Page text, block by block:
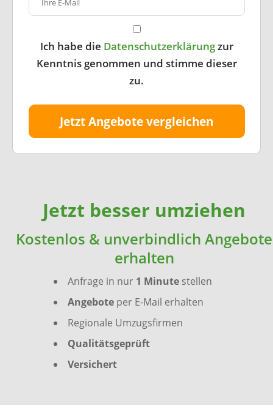
Ich habe die Datenschutzerklärungzur
Kenntnis genommen und stimme dieser
zu.
Jetzt Angebote vergleichen
Jetzt besser umziehen
Kostenlos & unverbindlich Angebote
erhalten
Anfrage in nur 1 Minute stellen
Angebote per E-Mail erhalten
Regionale Umzugsfirmen
Qualitätsgeprüft
Versichert